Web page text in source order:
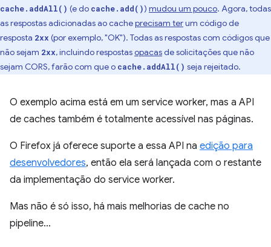
cache.addAll() (e do cache.add()) mudou um pouco. Agora, todas
as respostas adicionadas ao cacheprecisam terum código de
resposta 2xx (por exemplo, "OK"). Todas as respostas com códigos que
não sejam 2xx, incluindo respostasopacasde solicitações que não
sejam CORS, farão com que o cache.addAll() seja rejeitado.
O exemplo acima está em um service worker, mas a API
de caches também é totalmente acessível nas páginas.
O Firefox já oferece suporte a essa API na edição para
desenvolvedores, então ela será lançada com o restante
da implementação do service worker.
Mas não é só isso, há mais melhorias de cache no
pipeline…